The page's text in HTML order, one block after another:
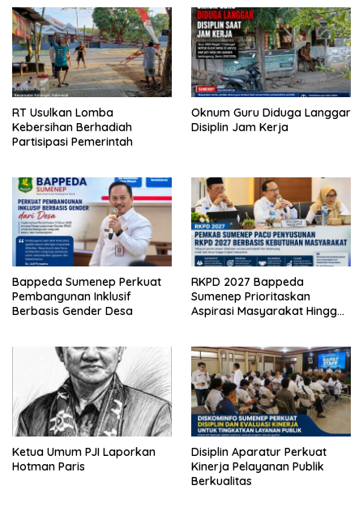
RT Usulkan Lomba
Kebersihan Berhadiah
Partisipasi Pemerintah
Oknum Guru Diduga Langgar
Disiplin Jam Kerja
Bappeda Sumenep Perkuat
Pembangunan Inklusif
Berbasis Gender Desa
RKPD 2027 Bappeda
Sumenep Prioritaskan
Aspirasi Masyarakat Hingga
Ketua Umum PJI Laporkan
Hotman Paris
Disiplin Aparatur Perkuat
Kinerja Pelayanan Publik
Berkualitas